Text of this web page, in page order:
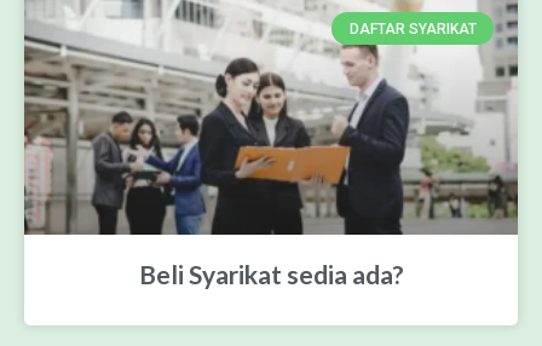
DAFTAR SYARIKAT
Beli Syarikat sedia ada?